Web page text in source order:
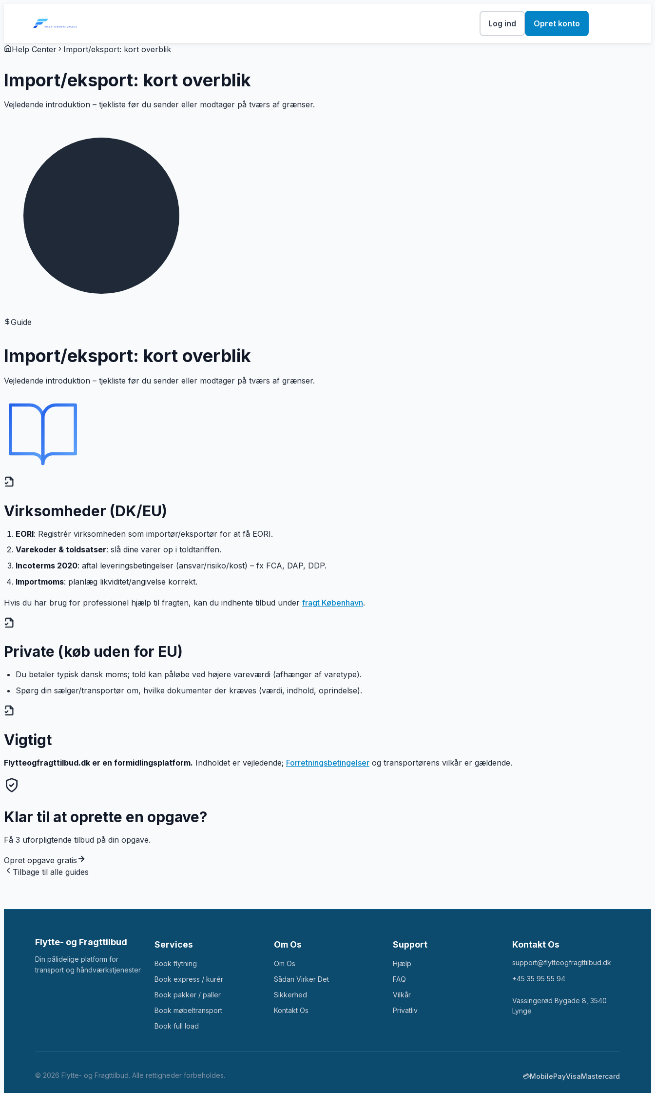
Log ind Opret konto
Help Center Import/eksport: kort overblik
Import/eksport: kort overblik
Vejledende introduktion – tjekliste før du sender eller modtager på tværs af grænser.
Guide
Import/eksport: kort overblik
Vejledende introduktion – tjekliste før du sender eller modtager på tværs af grænser.
Virksomheder (DK/EU)
EORI: Registrér virksomheden som importør/eksportør for at få EORI.
Varekoder & toldsatser: slå dine varer op i toldtariffen.
Incoterms 2020: aftal leveringsbetingelser (ansvar/risiko/kost) – fx FCA, DAP, DDP.
Importmoms: planlæg likviditet/angivelse korrekt.
Hvis du har brug for professionel hjælp til fragten, kan du indhente tilbud under fragt København.
Private (køb uden for EU)
Du betaler typisk dansk moms; told kan påløbe ved højere vareværdi (afhænger af varetype).
Spørg din sælger/transportør om, hvilke dokumenter der kræves (værdi, indhold, oprindelse).
Vigtigt
Flytteogfragttilbud.dk er en formidlingsplatform. Indholdet er vejledende; Forretningsbetingelser og transportørens vilkår er gældende.
Klar til at oprette en opgave?
Få 3 uforpligtende tilbud på din opgave.
Opret opgave gratis
Tilbage til alle guides
Flytte- og Fragttilbud
Din pålidelige platform for
transport og håndværkstjenester
Services
Book flytning
Book express / kurér
Book pakker / paller
Book møbeltransport
Book full load
Om Os
Om Os
Sådan Virker Det
Sikkerhed
Kontakt Os
Support
Hjælp
FAQ
Vilkår
Privatliv
Kontakt Os
support@flytteogfragttilbud.dk
+45 35 95 55 94
Vassingerød Bygade 8, 3540
Lynge
© 2026 Flytte- og Fragttilbud. Alle rettigheder forbeholdes. 💳MobilePayVisaMastercard